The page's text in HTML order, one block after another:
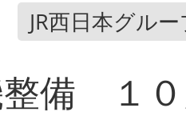
JR西日本グル
整備 １